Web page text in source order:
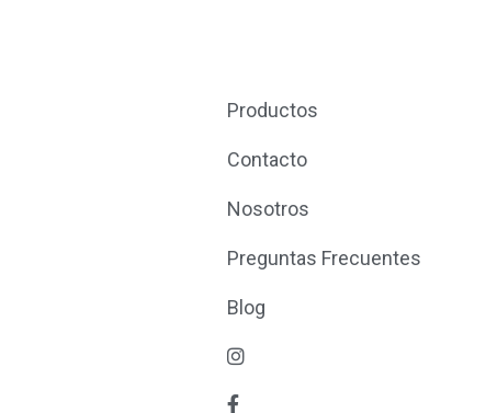
Productos
Contacto
Nosotros
Preguntas Frecuentes
Blog